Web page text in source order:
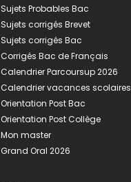
Sujets Probables Bac
Sujets corrigés Brevet
Sujets corrigés Bac
Corrigés Bac de Français
Calendrier Parcoursup 2026
Calendrier vacances scolaires
Orientation Post Bac
Orientation Post Collège
Mon master
Grand Oral 2026